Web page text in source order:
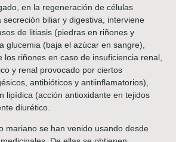
en la regeneración de células
secreción biliar y digestiva, interviene
de litiasis (piedras en riñones y
glucemia (baja el azúcar en sangre),
los riñones en caso de insuficiencia renal,
y renal provocado por ciertos
antibióticos y antiinflamatorios),
lipídica (acción antioxidante en tejidos
diurético.
mariano se han venido usando desde